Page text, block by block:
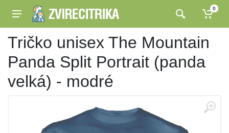
0
Tričko unisex The Mountain
Panda Split Portrait (panda
velká) - modré